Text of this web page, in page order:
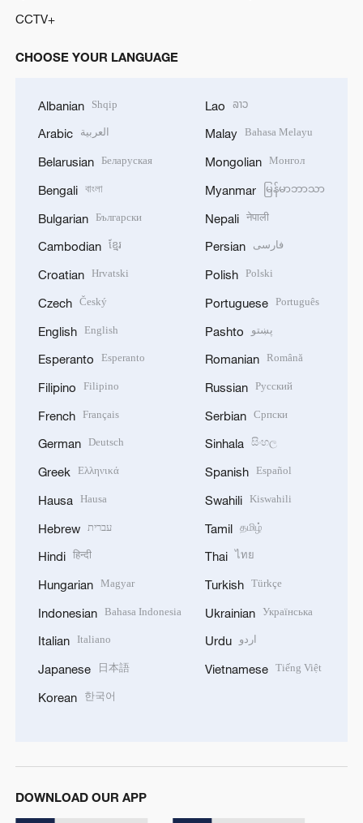
CCTV+
CHOOSE YOUR LANGUAGE
Albanian Shqip
Arabic العربية
Belarusian Беларуская
Bengali বাংলা
Bulgarian Български
Cambodian ខ្មែរ
Croatian Hrvatski
Czech Český
English English
Esperanto Esperanto
Filipino Filipino
French Français
German Deutsch
Greek Ελληνικά
Hausa Hausa
Hebrew עברית
Hindi हिन्दी
Hungarian Magyar
Indonesian Bahasa Indonesia
Italian Italiano
Japanese 日本語
Korean 한국어
Lao ລາວ
Malay Bahasa Melayu
Mongolian Монгол
Myanmar မြန်မာဘာသာ
Nepali नेपाली
Persian فارسی
Polish Polski
Portuguese Português
Pashto پښتو
Romanian Română
Russian Русский
Serbian Српски
Sinhala සිංහල
Spanish Español
Swahili Kiswahili
Tamil தமிழ்
Thai ไทย
Turkish Türkçe
Ukrainian Українська
Urdu اردو
Vietnamese Tiếng Việt
DOWNLOAD OUR APP